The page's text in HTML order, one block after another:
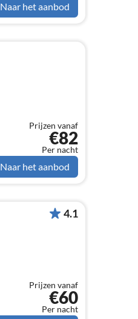
Naar het aanbod
Prijzen vanaf
€82
Per nacht
Naar het aanbod
4.1
Prijzen vanaf
€60
Per nacht